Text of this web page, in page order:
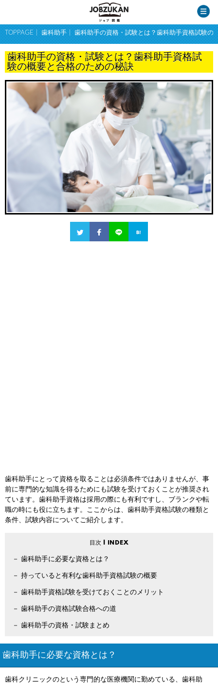
TOPPAGE 歯科助手 歯科助手の資格・試験とは？歯科助手資格試験の
歯科助手の資格・試験とは？歯科助手資格試
験の概要と合格のための秘訣
歯科助手にとって資格を取ることは必須条件ではありませんが、事
前に専門的な知識を得るためにも試験を受けておくことが推奨され
ています。歯科助手資格は採用の際にも有利ですし、ブランクや転
職の時にも役に立ちます。ここからは、歯科助手資格試験の種類と
条件、試験内容についてご紹介します。
歯科助手に必要な資格とは？
持っていると有利な歯科助手資格試験の概要
歯科助手資格試験を受けておくことのメリット
歯科助手の資格試験合格への道
歯科助手の資格・試験まとめ
歯科助手に必要な資格とは？
歯科クリニックのという専門的な医療機関に勤めている、歯科助